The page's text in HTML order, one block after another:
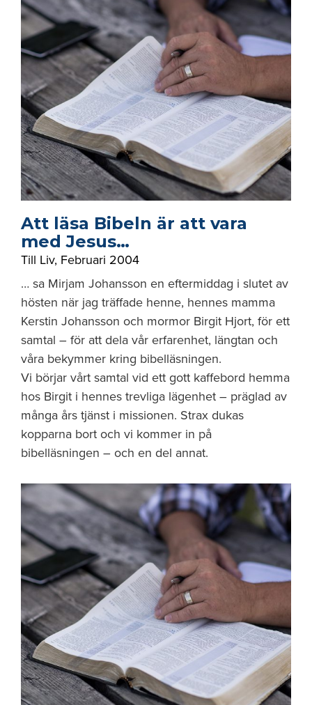
Att läsa Bibeln är att vara
med Jesus…
Till Liv, Februari 2004
… sa Mirjam Johansson en eftermiddag i slutet av
hösten när jag träffade henne, hennes mamma
Kerstin Johansson och mormor Birgit Hjort, för ett
samtal – för att dela vår erfarenhet, längtan och
våra bekymmer kring bibelläsningen.
Vi börjar vårt samtal vid ett gott kaffebord hemma
hos Birgit i hennes trevliga lägenhet – präglad av
många års tjänst i missionen. Strax dukas
kopparna bort och vi kommer in på
bibelläsningen – och en del annat.